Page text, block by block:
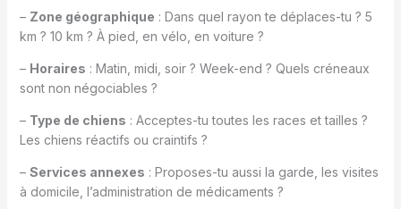
– Zone géographique : Dans quel rayon te déplaces-tu ? 5
km ? 10 km ? À pied, en vélo, en voiture ?
– Horaires : Matin, midi, soir ? Week-end ? Quels créneaux
sont non négociables ?
– Type de chiens : Acceptes-tu toutes les races et tailles ?
Les chiens réactifs ou craintifs ?
– Services annexes : Proposes-tu aussi la garde, les visites
à domicile, l’administration de médicaments ?